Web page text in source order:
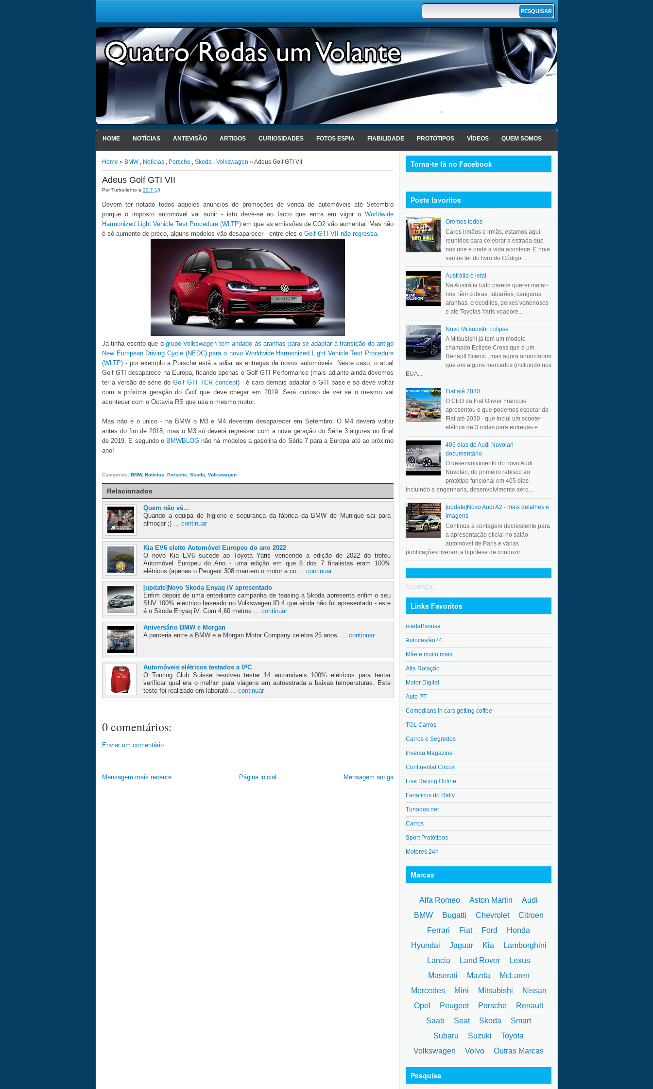
HOME NOTÍCIAS ANTEVISÃO ARTIGOS CURIOSIDADES FOTOS ESPIA FIABILIDADE PROTÓTIPOS VÍDEOS QUEM SOMOS
Home » BMW, Notícias , Porsche , Skoda , Volkswagen » Adeus Golf GTI VII
Adeus Golf GTI VII
PorTurbo-lento a 20.7.18
Devem ter notado todos aqueles anuncios de promoções de venda de automóveis até Setembro
porque o imposto automóvel vai subir - isto deve-se ao facto que entra em vigor o Worldwide
Harmonized Light Vehicle Test Procedure (WLTP)em que as emissões de CO2 vão aumentar. Mas não
é só aumento de preço, alguns modelos vão desaparecer - entre eles o Golf GTI VII não regressa.
Já tinha escrito que ogrupo Volkswagen tem andado às aranhas para se adaptar à transição do antigo
New European Driving Cycle (NEDC) para o novo Worldwide Harmonized Light Vehicle Test Procedure
(WLTP) - por exemplo a Porsche está a adiar as entregas de novos automóveis. Neste caso, o atual
Golf GTI desaparece na Europa, ficando apenas o Golf GTI Performance (mais adiante ainda devemos
ter a versão de série do Golf GTI TCR concept) - é caro demais adaptar o GTI base e só deve voltar
com a próxima geração do Golf que deve chegar em 2019. Será curioso de ver se o mesmo vai
acontecer com o Octavia RS que usa o mesmo motor.
Mas não é o único - na BMW o M3 e M4 deveram desaparecer em Setembro. O M4 deverá voltar
antes do fim de 2018, mas o M3 só deverá regressar com a nova geração do Série 3 algures no final
de 2019. E segundo o BMWBLOG não há modelos a gasolina do Série 7 para a Europa até ao próximo
ano!
Categorias: BMW, Notícias Porsche Skoda Volkswagen
Relacionados
Quem não vê...
Quando a equipa de higiene e segurança da fábrica da BMW de Munique sai para
almoçar ;) ... continuar
Kia EV6 eleito Automóvel Europeu do ano 2022
O novo Kia EV6 sucede ao Toyota Yaris vencendo a edição de 2022 do trofeu
Automóvel Europeu do Ano - uma edição em que 6 dos 7 finalistas eram 100%
elétricos (apenas o Peugeot 308 mantem o motor a co ... continuar
[update]Novo Skoda Enyaq iV apresentado
Enfim depois de uma entediante campanha de teasing a Skoda apresenta enfim o seu
SUV 100% eléctrico baseado no Volkswagen ID.4 que ainda não foi apresentado - este
é o Skoda Enyaq iV. Com 4,60 metros ... continuar
Aniversário BMW e Morgan
A parceria entre a BMW e a Morgan Motor Company celebra 25 anos. ... continuar
Automóveis elétricos testados a 0ªC
O Touring Club Suisse resolveu testar 14 automóveis 100% elétricos para tentar
verificar qual era o melhor para viagens em autoestrada a baixas temperaturas. Este
teste foi realizado em laborató ... continuar
0 comentários:
Enviar um comentário
Mensagem mais recente Mensagem antiga
Página inicial
Torna-te fã no Facebook
Posts favoritos
Oremos todos
Caros irmãos e irmãs, estamos aqui
reunidos para celebrar a estrada que
nos une e onde a vida acontece. E hoje
vamos ler do livro do Código ...
Austrália é letal
Na Austrália tudo parece querer matar-
nos: têm cobras, tubarões, cangurus,
aranhas, crocodilos, peixes venenosos
e até Toyotas Yaris voadore...
Novo Mitsubishi Eclipse
A Mitsubishi já tem um modelo
chamado Eclipse Cross que é um
Renault Scenic , mas agora anunciaram
que em alguns mercados (incluindo nos
EUA...
Fiat até 2030
O CEO da Fiat Olivier Francois
apresentou o que podemos esperar da
Fiat até 2030 - que inclui um scooter
elétrica de 3 rodas para entregas e...
405 dias do Audi Nuvolari -
documentário
O desenvolvimento do novo Audi
Nuvolari, do primeiro rabisco ao
protótipo funcional em 405 dias
incluindo a engenharia, desenvolvimento aero...
[update]Novo Audi A2 - mais detalhes e
imagens
Continua a contagem decrescente para
a apresentação oficial no salão
automóvel de Paris e várias
publicações tiveram a hipótese de conduzir ...
A carregar...
Links Favoritos
martaBsousa
Autocasião24
Mãe e muito mais
Alta Rotação
Motor Digital
Auto PT
Comedians in cars getting coffee
TOL Carros
Carros e Segredos
Inversu Magazine
Continental Circus
Live Racing Online
Fanaticos do Rally
Tunados.net
Carros
Sport Protótipos
Motores 24h
Marcas
Alfa Romeo Aston Martin
Audi
BMW
Bugatti Chevrolet
Citroen
Ferrari
Fiat Ford
Honda
Hyundai
Jaguar Kia
Lamborghini
Lancia
Land Rover
Lexus
Maserati
Mazda
McLaren
Mercedes
Mini Mitsubishi
Nissan
Opel
Peugeot Porsche
Renault
Saab
Seat Skoda
Smart
Subaru
Suzuki
Toyota
Volkswagen
Volvo Outras Marcas
Pesquisa